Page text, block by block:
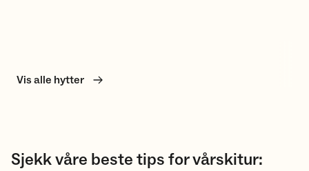
Vis alle hytter
Sjekk våre beste tips for vårskitur: